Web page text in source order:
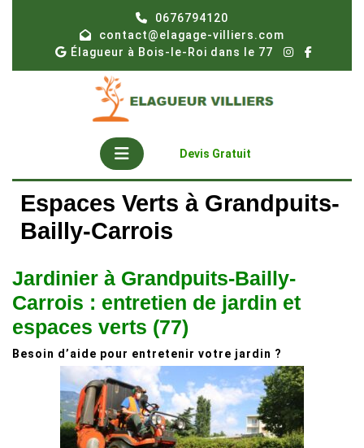
0676794120
contact@elagage-villiers.com
Élagueur à Bois-le-Roi dans le 77
Open
Button
Devis Gratuit
Espaces Verts à Grandpuits-
Bailly-Carrois
Jardinier à Grandpuits-Bailly-
Carrois : entretien de jardin et
espaces verts (77)
Besoin d’aide pour entretenir votre jardin ?